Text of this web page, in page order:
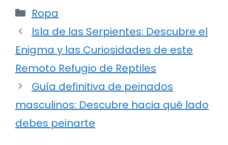
Categorías
Ropa
Isla de las Serpientes: Descubre el
Enigma y las Curiosidades de este
Remoto Refugio de Reptiles
Guía definitiva de peinados
masculinos: Descubre hacia qué lado
debes peinarte